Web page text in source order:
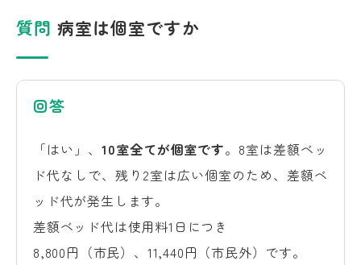
質問 病室は個室ですか
回答
「はい」、 10室全てが個室です。8室は差額ベッ
ド代なしで、残り2室は広い個室のため、差額ベ
ッド代が発生します。
差額ベッド代は使用料1日につき
8,800円（市民）、11,440円（市民外）です。